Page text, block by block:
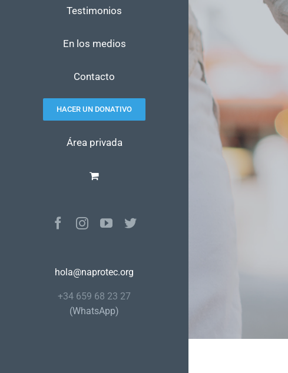
Testimonios
En los medios
Contacto
HACER UN DONATIVO
Área privada
Facebook
Instagram
YouTubeTwitter
hola@naprotec.org
+34 659 68 23 27
(WhatsApp)